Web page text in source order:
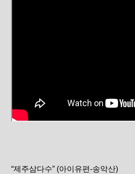
“제주삼다수” (아이유편-송악산)